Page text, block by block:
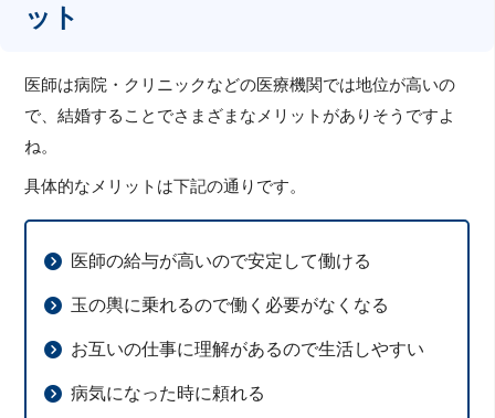
ット
医師は病院・クリニックなどの医療機関では地位が高いの
で、結婚することでさまざまなメリットがありそうですよ
ね。
具体的なメリットは下記の通りです。
医師の給与が高いので安定して働ける
玉の輿に乗れるので働く必要がなくなる
お互いの仕事に理解があるので生活しやすい
病気になった時に頼れる